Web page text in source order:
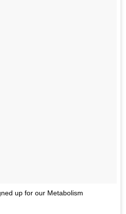
up for our Metabolism